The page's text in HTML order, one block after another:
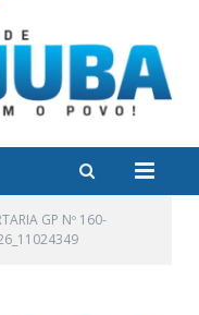
GP Nº 160-